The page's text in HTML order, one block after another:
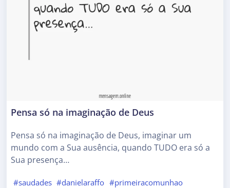
Pensa só na imaginação de Deus
Pensa só na imaginação de Deus, imaginar um
mundo com a Sua ausência, quando TUDO era só a
Sua presença…
#saudades #danielaraffo #primeiracomunhao